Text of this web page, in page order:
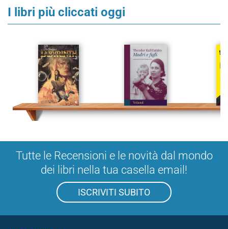
I libri più cliccati oggi
Tutte le Recensioni e le novità dal mondo
dei libri nella tua casella email!
ISCRIVITI SUBITO